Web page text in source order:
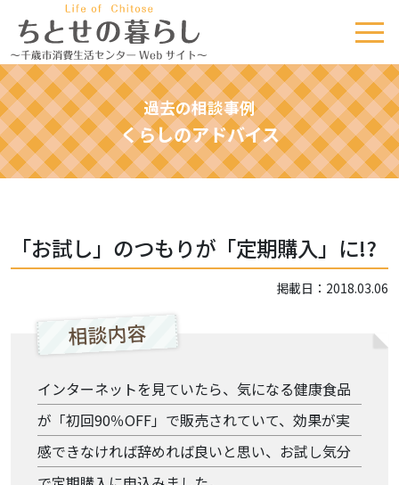
過去の相談事例
くらしのアドバイス
「お試し」のつもりが「定期購入」に!?
掲載日：2018.03.06
相談内容
インターネットを見ていたら、気になる健康食品
が「初回90％OFF」で販売されていて、効果が実
感できなければ辞めれば良いと思い、お試し気分